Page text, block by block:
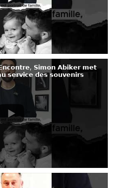
𝗦𝗶𝗺𝗼𝗻 𝗔𝗯𝗶𝗸𝗲𝗿 𝗺𝗲𝘁
𝘀𝗲𝗿𝘃𝗶𝗰𝗲 𝗱𝗲𝘀 𝘀𝗼𝘂𝘃𝗲𝗻𝗶𝗿𝘀